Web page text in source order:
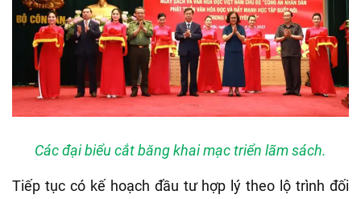
Các đại biểu cắt băng khai mạc triển lãm sách.
Tiếp tục có kế hoạch đầu tư hợp lý theo lộ trình đối